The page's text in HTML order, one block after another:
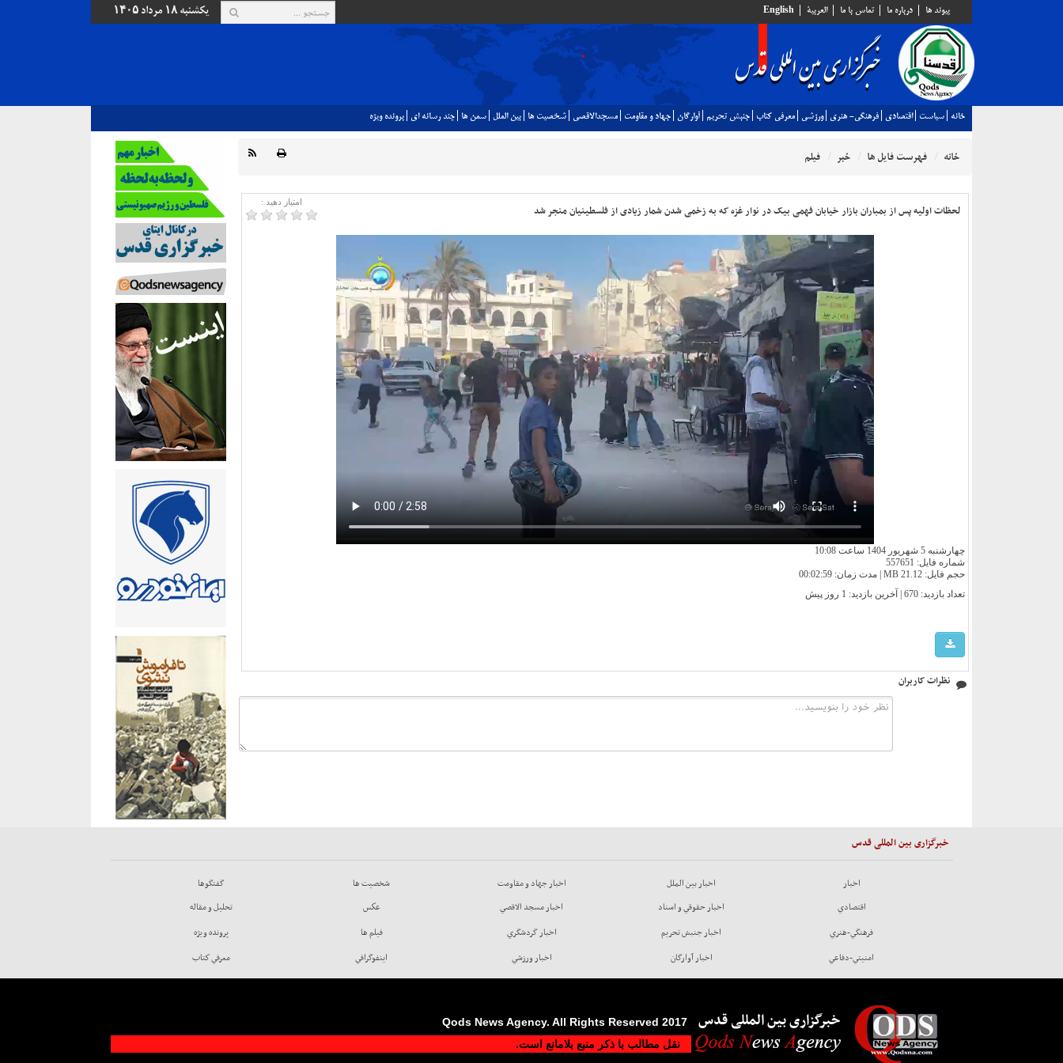
پيوند ها درباره ما تماس با ما العربية English یکشنبه ۱۸ مرداد ۱۴۰۵
خانه سياست اقتصادي فرهنگي- هنري ورزشي معرفي كتاب جنبش تحريم آوارگان جهاد و مقاومت مسجدالاقصي شخصيت ها بين الملل سمن ها چند رسانه اي پرونده ويژه
خانه فهرست فایل ها خبر فیلم
امتیاز دهید :
لحظات اولیه پس از بمباران بازار خیابان فهمی بیک در نوار غزه که به زخمی شدن شمار زیادی از فلسطینیان منجر شد
چهارشنبه 5 شهریور 1404 ساعت 10:08
شماره فایل: 557651
حجم فایل: 21.12 MB | مدت زمان: 00:02:59
تعداد بازدید: 670 | آخرین بازدید:
1 روز پیش
نظرات کاربران
خبرگزاری بین المللی قدس
اخبار
اقتصادي
فرهنگي-هنري
امنيتي-دفاعي
اخبار بين الملل
اخبار حقوقي و اسناد
اخبار جنبش تحريم
اخبار آوارگان
اخبار جهاد و مقاومت
اخبار مسجد الاقصي
اخبار گردشگري
اخبار ورزشي
شخصيت ها
عكس
فيلم ها
اينفوگرافي
گفتگوها
تحليل و مقاله
پرونده ويژه
معرفي كتاب
خبرگزاری بین المللی قدس
2017 Qods News Agency. All Rights Reserved
نقل مطالب با ذکر منبع بلامانع است.